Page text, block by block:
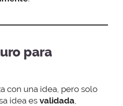
para
con una idea, pero solo
idea es validada